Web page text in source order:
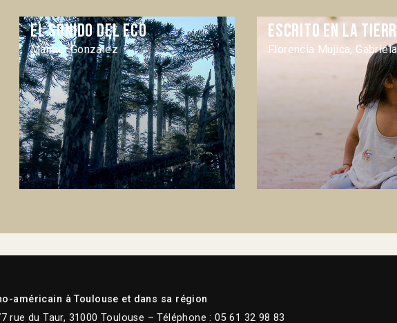
El sonido del eco
Manuel González
Escrito en la
Florencia Mujica,
américain à Toulouse et dans sa région
rue du Taur, 31000 Toulouse – Téléphone : 05 61 32 98 83